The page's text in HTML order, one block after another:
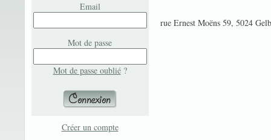
Email
Mot de passe
Mot de passe oublié?
Créer un compte
rue Ernest Moëns 59, 5024